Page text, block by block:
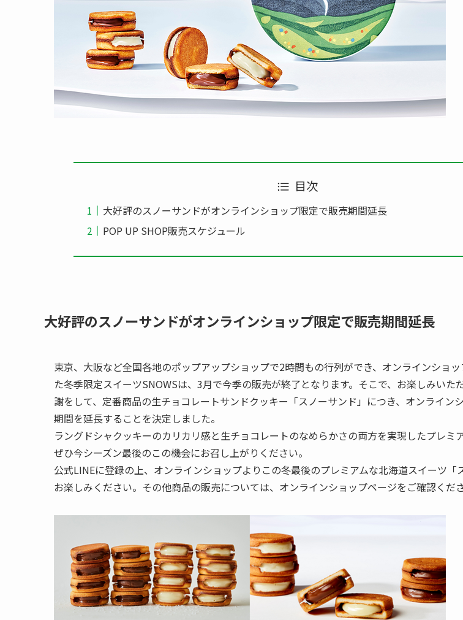
目次
大好評のスノーサンドがオンラインショップ限定で販売期間延長
POP UP SHOP販売スケジュール
大好評のスノーサンドがオンラインショップ限定で販売期間延長
東京、大阪など全国各地のポップアップショップで2時間もの行列ができ、オンラインショ
た冬季限定スイーツSNOWSは、3月で今季の販売が終了となります。そこで、お楽しみいた
謝をして、定番商品の生チョコレートサンドクッキー「スノーサンド」につき、オンライン
期間を延長することを決定しました。
ラングドシャクッキーのカリカリ感と生チョコレートのなめらかさの両方を実現したプレミ
ぜひ今シーズン最後のこの機会にお召し上がりください。
公式LINEに登録の上、オンラインショップよりこの冬最後のプレミアムな北海道スイーツ「
お楽しみください。その他商品の販売については、オンラインショップページをご確認くださ